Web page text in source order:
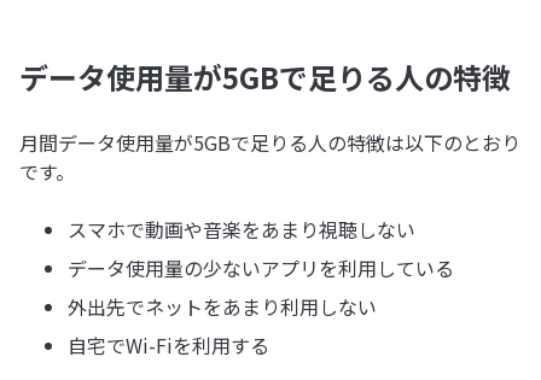
データ使用量が5GBで足りる人の特徴
月間データ使用量が5GBで足りる人の特徴は以下のとおり
です。
スマホで動画や音楽をあまり視聴しない
データ使用量の少ないアプリを利用している
外出先でネットをあまり利用しない
自宅でWi-Fiを利用する